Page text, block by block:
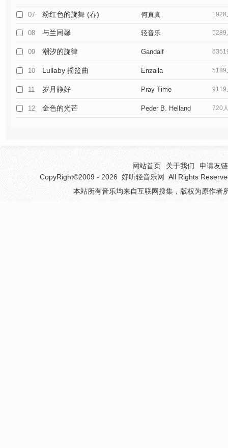
07 粉红色的旋舞 (春) 何真真 1928
08 与兰同馨 轻音乐 5289
09 潮汐的旋律 Gandalf
10 Lullaby 摇篮曲 Enzalla 5189
11 岁月静好 Pray Time 9119
12 金色的光芒 Peder B. Helland 720
网站首页 关于我们
申请友
CopyRight©2009 - 2026 好听轻音乐网
All Rights
本站所有音乐均来自互联网搜集，版权为原作者